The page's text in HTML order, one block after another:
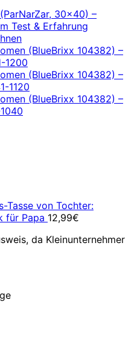
30×40) –
Test & Erfahrung
(BlueBrixx 104382) –
1200
(BlueBrixx 104382) –
1120
(BlueBrixx 104382) –
Tasse von Tochter:
für Papa 12,99€
da Kleinunternehmer